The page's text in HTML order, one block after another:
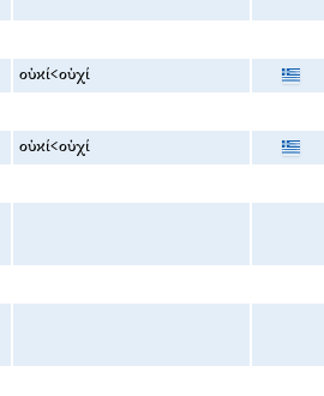
οὐκί<οὐχί
οὐκί<οὐχί